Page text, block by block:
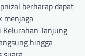
berharap dapat
menjaga
Tanjung
hingga